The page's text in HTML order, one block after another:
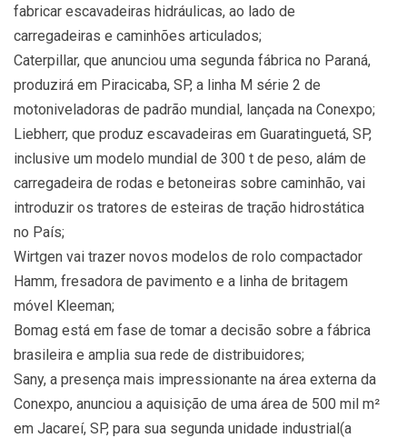
fabricar escavadeiras hidráulicas, ao lado de
carregadeiras e caminhões articulados;
Caterpillar, que anunciou uma segunda fábrica no Paraná,
produzirá em Piracicaba, SP, a linha M série 2 de
motoniveladoras de padrão mundial, lançada na Conexpo;
Liebherr, que produz escavadeiras em Guaratinguetá, SP,
inclusive um modelo mundial de 300 t de peso, alám de
carregadeira de rodas e betoneiras sobre caminhão, vai
introduzir os tratores de esteiras de tração hidrostática
no País;
Wirtgen vai trazer novos modelos de rolo compactador
Hamm, fresadora de pavimento e a linha de britagem
móvel Kleeman;
Bomag está em fase de tomar a decisão sobre a fábrica
brasileira e amplia sua rede de distribuidores;
Sany, a presença mais impressionante na área externa da
Conexpo, anunciou a aquisição de uma área de 500 mil m²
em Jacareí, SP, para sua segunda unidade industrial(a